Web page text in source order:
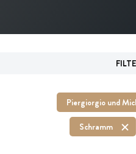
Piergiorgio und
Schramm